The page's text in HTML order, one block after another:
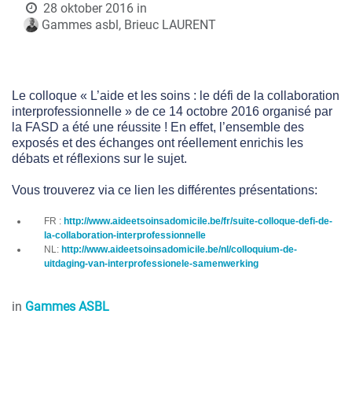
28 oktober 2016 in
Gammes asbl, Brieuc LAURENT
Le colloque « L’aide et les soins : le défi de la collaboration
interprofessionnelle » de ce 14 octobre 2016 organisé par
la FASD a été une réussite ! En effet, l’ensemble des
exposés et des échanges ont réellement enrichis les
débats et réflexions sur le sujet.
Vous trouverez via ce lien les différentes présentations:
FR : http://www.aideetsoinsadomicile.be/fr/suite-colloque-defi-de-
la-collaboration-interprofessionnelle
NL: http://www.aideetsoinsadomicile.be/nl/colloquium-de-
uitdaging-van-interprofessionele-samenwerking
in Gammes ASBL